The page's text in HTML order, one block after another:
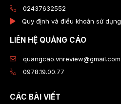
02437632552
Quy định và điều khoản sử dụng
LIÊN HỆ QUẢNG CÁO
quangcao.vnreview@gmail.com
0978.19.00.77
CÁC BÀI VIẾT